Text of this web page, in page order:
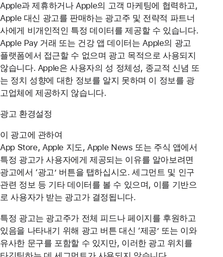
Apple과 제휴하거나 Apple의 고객 마케팅에 협력하고,
Apple 대신 광고를 판매하는 광고주 및 전략적 파트너
사에게 비개인적인 특정 데이터를 제공할 수 있습니다.
Apple Pay 거래 또는 건강 앱 데이터는 Apple의 광고
플랫폼에서 접근할 수 없으며 광고 목적으로 사용되지
않습니다. Apple은 사용자의 성 정체성, 종교적 신념 또
는 정치 성향에 대한 정보를 알지 못하며 이 정보를 광
고업체에 제공하지 않습니다.
광고 환경설정
이 광고에 관하여
App Store, Apple 지도, Apple News 또는 주식 앱에서
특정 광고가 사용자에게 제공되는 이유를 알아보려면
광고에서 ‘광고’ 버튼을 탭하십시오. 세그먼트 및 인구
관련 정보 등 기타 데이터를 볼 수 있으며, 이를 기반으
로 사용자가 받는 광고가 결정됩니다.
특정 광고는 광고주가 전체 피드나 페이지를 후원하고
있음을 나타내기 위해 광고 버튼 대신 ‘제공’ 또는 이와
유사한 문구를 포함할 수 있지만, 이러한 광고 위치를